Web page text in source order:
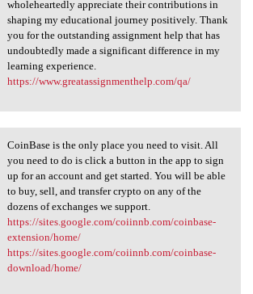
wholeheartedly appreciate their contributions in
shaping my educational journey positively. Thank
you for the outstanding assignment help that has
undoubtedly made a significant difference in my
learning experience.
https://www.greatassignmenthelp.com/qa/
is the only place
CoinBase is the only place you need to visit. All
you need to do is click a button in the app to sign
up for an account and get started. You will be able
to buy, sell, and transfer crypto on any of the
dozens of exchanges we support.
https://sites.google.com/coiinnb.com/coinbase-
extension/home/
https://sites.google.com/coiinnb.com/coinbase-
download/home/